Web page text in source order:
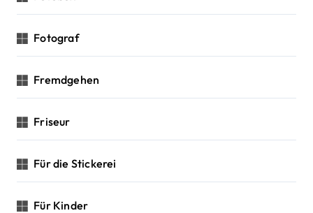
Fotograf
Fremdgehen
Friseur
Für die Stickerei
Für Kinder